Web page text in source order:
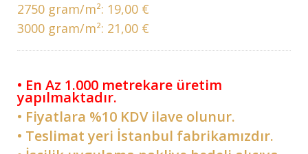
2750 gram/m²: 19,00 €
3000 gram/m²: 21,00 €
• En Az 1.000 metrekare üretim
yapılmaktadır.
• Fiyatlara %10 KDV ilave olunur.
• Teslimat yeri İstanbul fabrikamızdır.